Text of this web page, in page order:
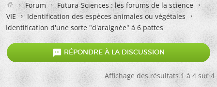
Forum
Futura-Sciences : les forums de la science
VIE
Identification des espèces animales ou végétales
Identification d'une sorte "d'araignée" à 6 pattes
 RÉPONDRE À LA DISCUSSION
Affichage des résultats 1 à 4 sur 4